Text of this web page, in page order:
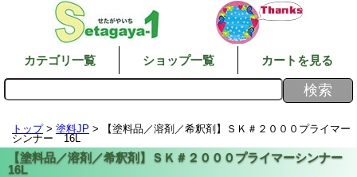
カテゴリ一覧 ショップ一覧 カートを見る
トップ> 塗料JP > 【塗料品／溶剤／希釈剤】ＳＫ＃２０００プライマー
シンナー 16L